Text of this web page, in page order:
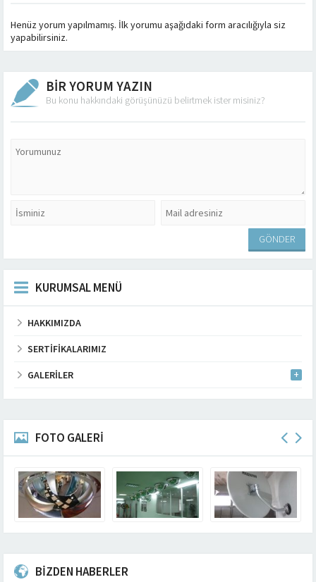
Henüz yorum yapılmamış. İlk yorumu aşağıdaki form aracılığıyla siz
yapabilirsiniz.
BİR YORUM YAZIN
Bu konu hakkındaki görüşünüzü belirtmek ister misiniz?
KURUMSAL MENÜ
HAKKIMIZDA
SERTIFIKALARIMIZ
GALERILER
FOTO GALERİ
BİZDEN HABERLER